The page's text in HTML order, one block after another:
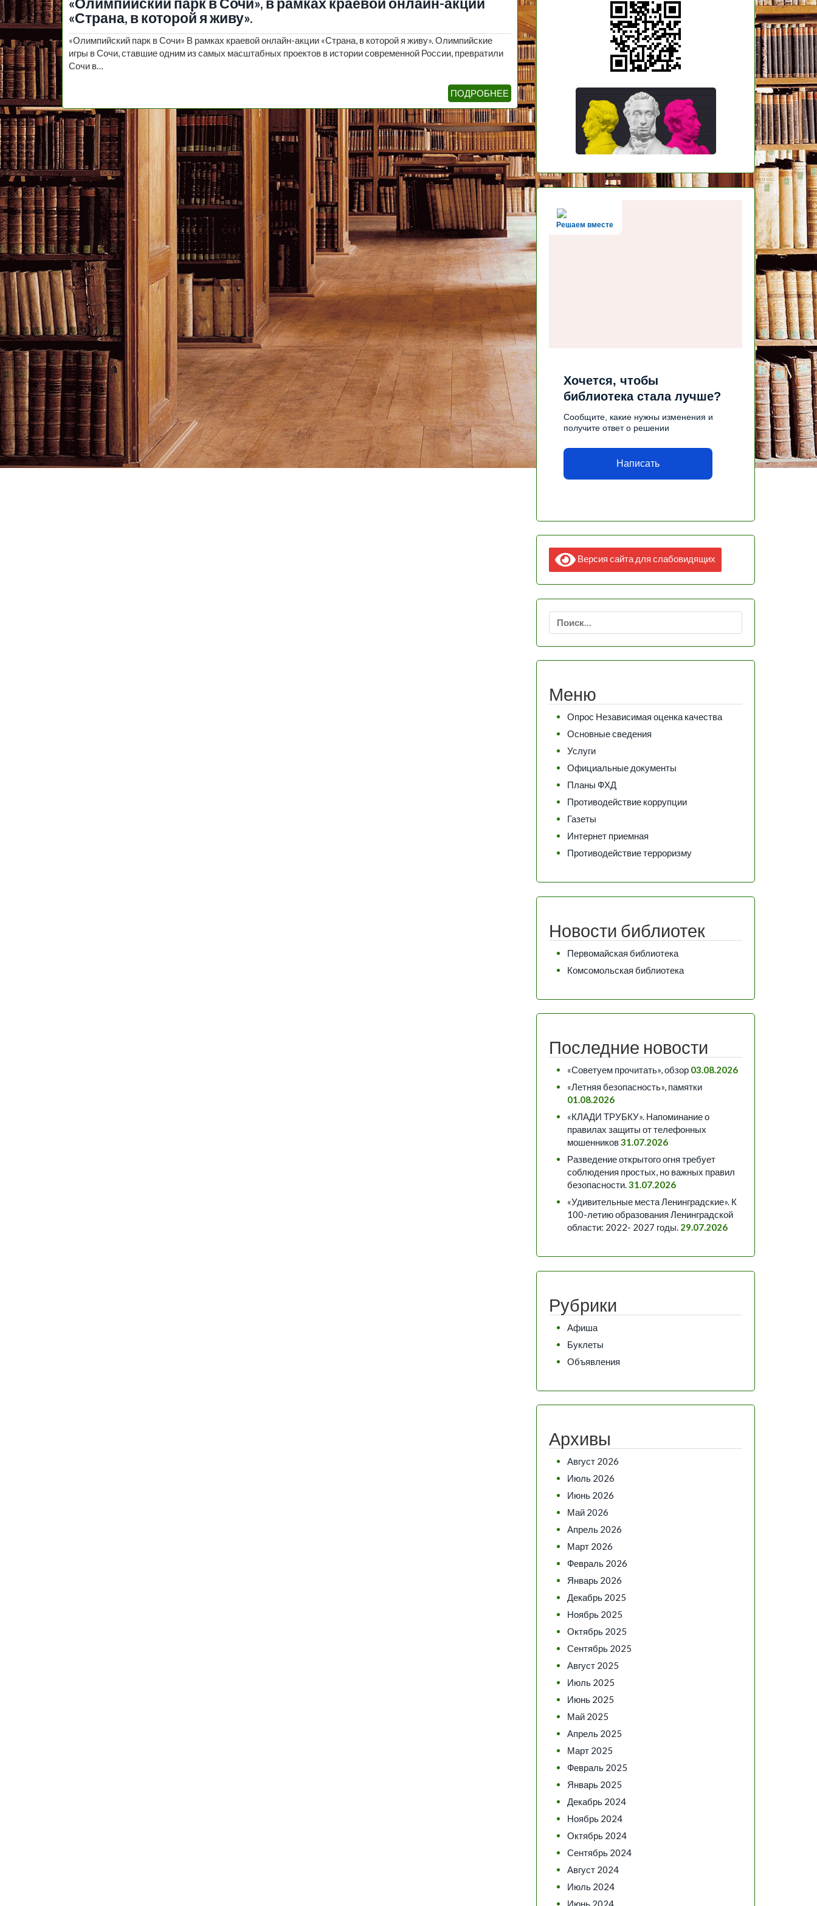
«Олимпийский парк в Сочи», в рамках краевой онлайн-акции
«Страна, в которой я живу».
«Олимпийский парк в Сочи» В рамках краевой онлайн-акции «Страна, в которой я живу». Олимпийские
игры в Сочи, ставшие одним из самых масштабных проектов в истории современной России, превратили
Сочи в…
ПОДРОБНЕЕ
Решаем вместе
Хочется, чтобы
библиотека стала лучше?
Сообщите, какие нужны изменения и
получите ответ о решении
Написать
Версия сайта для слабовидящих
Найти:
Меню
Опрос Независимая оценка качества
Основные сведения
Услуги
Официальные документы
Планы ФХД
Противодействие коррупции
Газеты
Интернет приемная
Противодействие терроризму
Новости библиотек
Первомайская библиотека
Комсомольская библиотека
Последние новости
«Советуем прочитать», обзор 03.08.2026
«Летняя безопасность», памятки
01.08.2026
«КЛАДИ ТРУБКУ». Напоминание о
правилах защиты от телефонных
мошенников31.07.2026
Разведение открытого огня требует
соблюдения простых, но важных правил
безопасности.31.07.2026
«Удивительные места Ленинградские». К
100-летию образования Ленинградской
области: 2022- 2027 годы. 29.07.2026
Рубрики
Афиша
Буклеты
Объявления
Архивы
Август 2026
Июль 2026
Июнь 2026
Май 2026
Апрель 2026
Март 2026
Февраль 2026
Январь 2026
Декабрь 2025
Ноябрь 2025
Октябрь 2025
Сентябрь 2025
Август 2025
Июль 2025
Июнь 2025
Май 2025
Апрель 2025
Март 2025
Февраль 2025
Январь 2025
Декабрь 2024
Ноябрь 2024
Октябрь 2024
Сентябрь 2024
Август 2024
Июль 2024
Июнь 2024